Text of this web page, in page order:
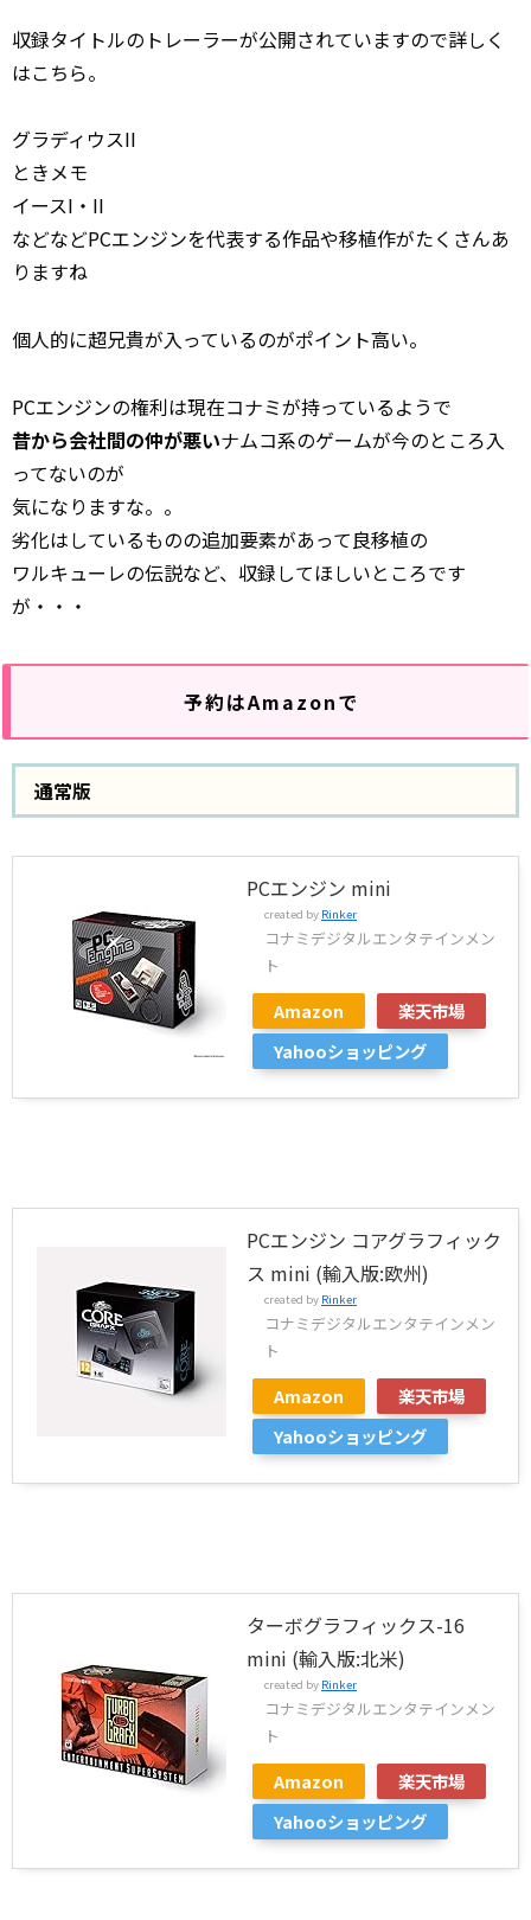
収録タイトルのトレーラーが公開されていますので詳しく
はこちら。
グラディウスII
ときメモ
イースI・II
などなどPCエンジンを代表する作品や移植作がたくさんあ
りますね
個人的に超兄貴が入っているのがポイント高い。
PCエンジンの権利は現在コナミが持っているようで
昔から会社間の仲が悪いナムコ系のゲームが今のところ入
ってないのが
気になりますな。。
劣化はしているものの追加要素があって良移植の
ワルキューレの伝説など、収録してほしいところです
が・・・
予約はAmazonで
通常版
PCエンジン mini
created by Rinker
コナミデジタルエンタテインメン
ト
Amazon
楽天市場
Yahooショッピング
PCエンジン コアグラフィック
ス mini (輸入版:欧州)
created by Rinker
コナミデジタルエンタテインメン
ト
Amazon
楽天市場
Yahooショッピング
ターボグラフィックス-16
mini (輸入版:北米)
created by Rinker
コナミデジタルエンタテインメン
ト
Amazon
楽天市場
Yahooショッピング